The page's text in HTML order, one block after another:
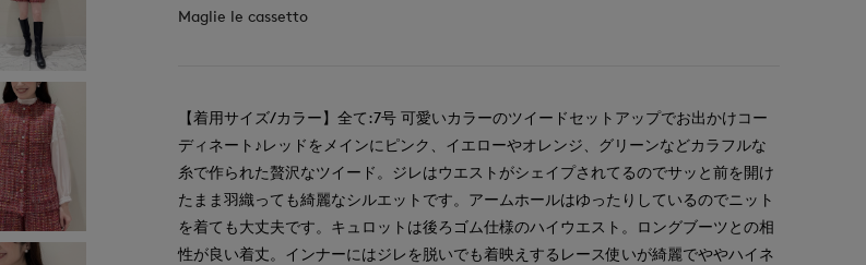
Maglie le cassetto
【着用サイズ/カラー】全て:7号 可愛いカラーのツイードセットアップでお出かけコー
ディネート♪レッドをメインにピンク、イエローやオレンジ、グリーンなどカラフルな
糸で作られた贅沢なツイード。ジレはウエストがシェイプされてるのでサッと前を開け
たまま羽織っても綺麗なシルエットです。アームホールはゆったりしているのでニット
を着ても大丈夫です。キュロットは後ろゴム仕様のハイウエスト。ロングブーツとの相
性が良い着丈。インナーにはジレを脱いでも着映えするレース使いが綺麗でややハイネ